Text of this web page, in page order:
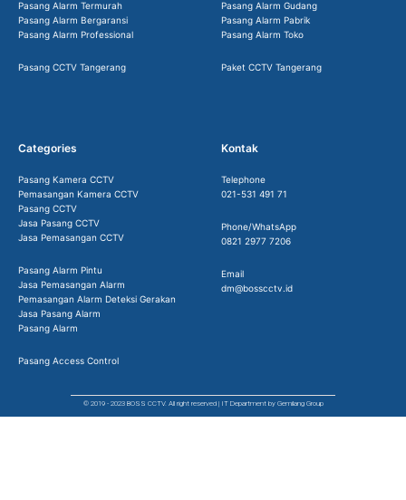
Pasang Alarm Termurah
Pasang Alarm Bergaransi
Pasang Alarm Professional
Pasang CCTV Tangerang
Pasang Alarm Gudang
Pasang Alarm Pabrik
Pasang Alarm Toko
Paket CCTV Tangerang
Categories
Pasang Kamera CCTV
Pemasangan Kamera CCTV
Pasang CCTV
Jasa Pasang CCTV
Jasa Pemasangan CCTV
Pasang Alarm Pintu
Jasa Pemasangan Alarm
Pemasangan Alarm Deteksi Gerakan
Jasa Pasang Alarm
Pasang Alarm
Pasang Access Control
Kontak
Telephone
021-531 491 71
Phone/WhatsApp
0821 2977 7206
Email
dm@bosscctv.id
© 2019 - 2023 BOSS CCTV. All right reserved | IT Department by Gemilang Group